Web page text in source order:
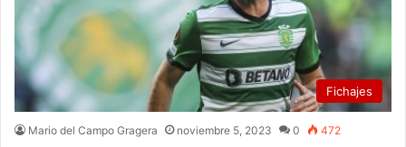
Fichajes
Mario del Campo Gragera noviembre 5, 2023 0 472